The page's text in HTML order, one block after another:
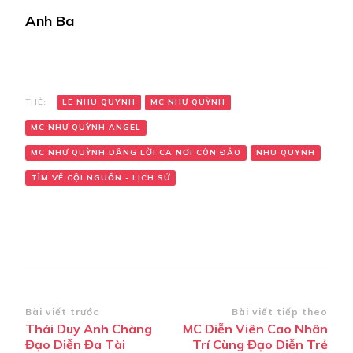
Anh Ba
THẺ: LE NHU QUYNH MC NHƯ QUỲNH
MC NHƯ QUỲNH ANGEL
MC NHƯ QUỲNH DÂNG LỜI CA NƠI CÔN ĐẢO NHU QUYNH
TÌM VỀ CỘI NGUỒN - LỊCH SỬ
Điều
hướng
Bài viết trước
Thái Duy Anh Chàng
Đạo Diễn Đa Tài
Bài viết tiếp theo
MC Diễn Viên Cao Nhân
Trí Cùng Đạo Diễn Trẻ